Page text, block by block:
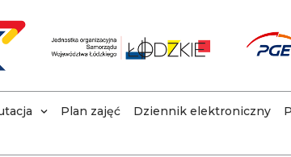
Plan zajęć Dziennik elektroniczny